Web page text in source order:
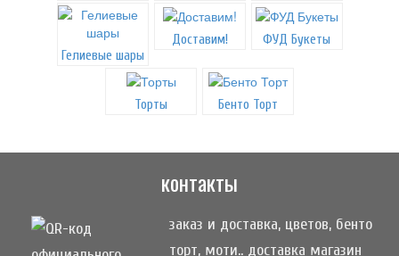
Гелиевые шары
Доставим! ФУД Букеты
Торты Бенто Торт
контакты
заказ и доставка, цветов, бенто
торт, моти.. доставка магазин